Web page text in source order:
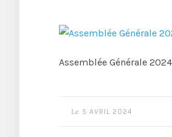
Assemblée Générale
Le 5 AVRIL 2024